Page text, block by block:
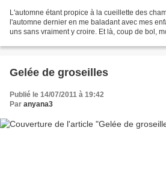
L'automne étant propice à la cueillette des
l'automne dernier en me baladant avec mes
uns sans vraiment y croire. Et là, coup de bol,
Gelée de groseilles
Publié le 14/07/2011 à 19:42
Par anyana3